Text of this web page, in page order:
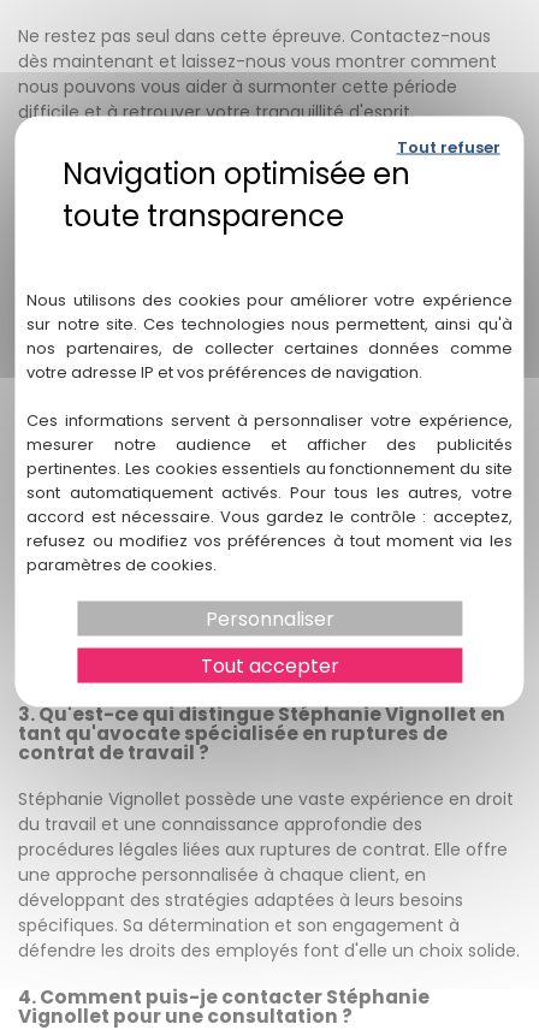
Ne restez pas seul dans cette épreuve. Contactez-nous
dès maintenant et laissez-nous vous montrer comment
nous pouvons vous aider à surmonter cette période
difficile et à retrouver votre tranquillité d'esprit.
FAQ sur les ruptures de contrat de
travail
1. Pourquoi ai-je besoin d'un avocat pour une
Une rupture de contrat de travail peut être complexe sur le
plan juridique, avec des droits et des obligations
spécifiques pour chaque partie. Un avocat spécialisé vous
aidera à comprendre vos droits, à évaluer vos options et à
2. Comment choisir un avocat spécialisé en
rupture de contrat de travail ?
Lors du choix d'un avocat spécialisé, il est important de
considérer son expérience dans le domaine du droit du
travail, sa connaissance des procédures légales liées aux
personnalisée. Vous pouvez également lire les avis des
clients précédents et prendre en compte les
3. Qu'est-ce qui distingue Stéphanie Vignollet en
tant qu'avocate spécialisée en ruptures de
contrat de travail ?
Stéphanie Vignollet possède une vaste expérience en droit
du travail et une connaissance approfondie des
procédures légales liées aux ruptures de contrat. Elle offre
une approche personnalisée à chaque client, en
développant des stratégies adaptées à leurs besoins
spécifiques. Sa détermination et son engagement à
défendre les droits des employés font d'elle un choix solide.
4. Comment puis-je contacter Stéphanie
Vignollet pour une consultation ?
Nous utilisons des cookies pour améliorer votre expérience
sur notre site. Ces technologies nous permettent, ainsi qu'à
nos partenaires, de collecter certaines données comme
votre adresse IP et vos préférences de navigation.
Ces informations servent à personnaliser votre expérience,
mesurer notre audience et afficher des publicités
pertinentes. Les cookies essentiels au fonctionnement du site
sont automatiquement activés. Pour tous les autres, votre
accord est nécessaire. Vous gardez le contrôle : acceptez,
refusez ou modifiez vos préférences à tout moment via les
paramètres de cookies.
Tout accepter
Tout refuser
Personnaliser